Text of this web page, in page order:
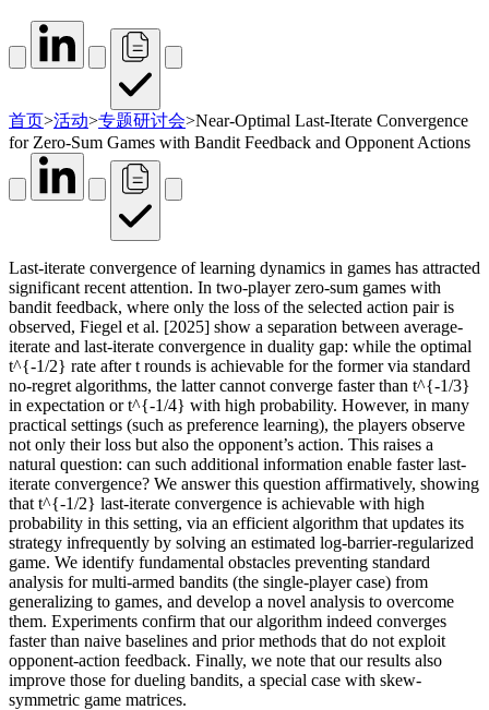
首页>活动>专题研讨会>Near-Optimal Last-Iterate Convergence
for Zero-Sum Games with Bandit Feedback and Opponent Actions
Last-iterate convergence of learning dynamics in games has attracted
significant recent attention. In two-player zero-sum games with
bandit feedback, where only the loss of the selected action pair is
observed, Fiegel et al. [2025] show a separation between average-
iterate and last-iterate convergence in duality gap: while the optimal
t^{-1/2} rate after t rounds is achievable for the former via standard
no-regret algorithms, the latter cannot converge faster than t^{-1/3}
in expectation or t^{-1/4} with high probability. However, in many
practical settings (such as preference learning), the players observe
not only their loss but also the opponent’s action. This raises a
natural question: can such additional information enable faster last-
iterate convergence? We answer this question affirmatively, showing
that t^{-1/2} last-iterate convergence is achievable with high
probability in this setting, via an efficient algorithm that updates its
strategy infrequently by solving an estimated log-barrier-regularized
game. We identify fundamental obstacles preventing standard
analysis for multi-armed bandits (the single-player case) from
generalizing to games, and develop a novel analysis to overcome
them. Experiments confirm that our algorithm indeed converges
faster than naive baselines and prior methods that do not exploit
opponent-action feedback. Finally, we note that our results also
improve those for dueling bandits, a special case with skew-
symmetric game matrices.